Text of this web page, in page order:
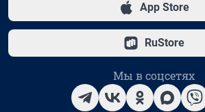
App Store
RuStore
Мы в соцсетях